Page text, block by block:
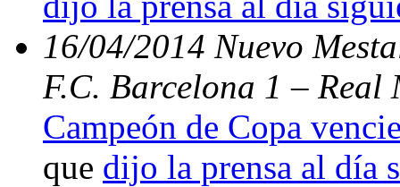
16/04/2014 Nuevo
F.C. Barcelona 1 –
Campeón de Copa
que dijo la prensa al día